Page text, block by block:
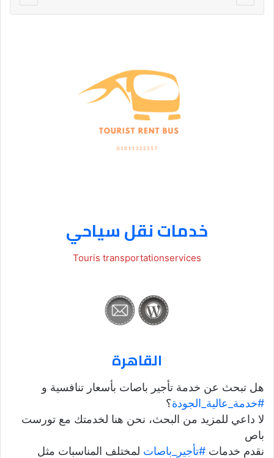
خدمات نقل سياحي
Touris transportationservices
القاهرة
هل تبحث عن خدمة تأجير باصات بأسعار تنافسية و
#خدمة_عالية_الجودة؟
لا داعي للمزيد من البحث، نحن هنا لخدمتك مع تورست
باص
نقدم خدمات #تأجير_باصات لمختلف المناسبات مثل